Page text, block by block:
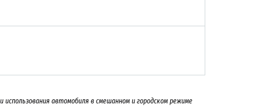
использования автомобиля в смешанном и городском режиме